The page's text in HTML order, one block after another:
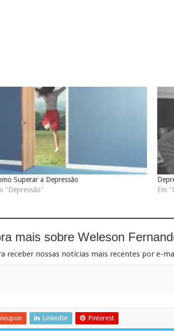
Superar a Depressão
"Depressão"
Em
mais sobre Weleson
receber nossas notícias mais recentes por e-
LinkedIn Pinterest